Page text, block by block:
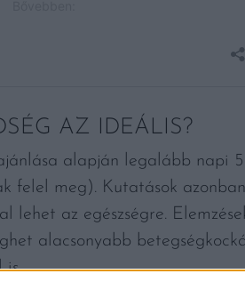
AZ IDEÁLIS?
alapján legalább napi
felel meg). Kutatások
lehet az egészségre.
alacsonyabb
is.